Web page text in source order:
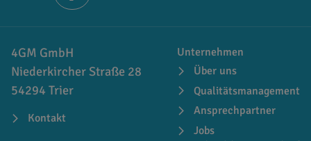
4GM GmbH
Niederkircher Straße 28
54294 Trier
Kontakt
Unternehmen
Über uns
Qualitätsmanagement
Ansprechpartner
Jobs